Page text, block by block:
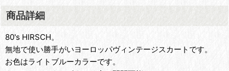
商品詳細
80's HIRSCH。
無地で使い勝手がいヨーロッパヴィンテージスカートです。
お色はライトブルーカラーです。